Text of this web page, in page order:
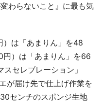
わらないこと』に最も気
は「あまりん」を48
）は「あまりん」を66
セレブレーション」
が届け先で仕上げ作業を
センチのスポンジ生地